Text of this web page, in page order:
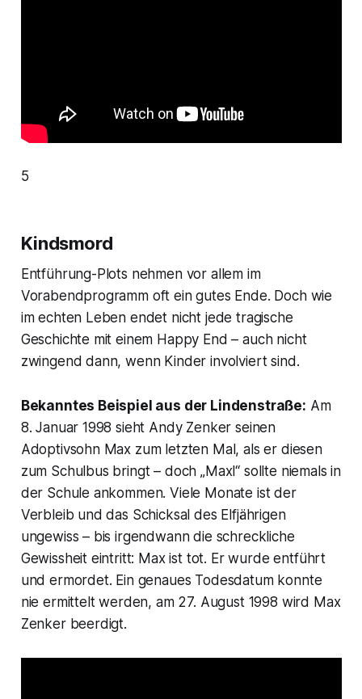
5
Kindsmord
Entführung-Plots nehmen vor allem im
Vorabendprogramm oft ein gutes Ende. Doch wie
im echten Leben endet nicht jede tragische
Geschichte mit einem Happy End – auch nicht
zwingend dann, wenn Kinder involviert sind.
Bekanntes Beispiel aus der Lindenstraße: Am
8. Januar 1998 sieht Andy Zenker seinen
Adoptivsohn Max zum letzten Mal, als er diesen
zum Schulbus bringt – doch „Maxl“ sollte niemals in
der Schule ankommen. Viele Monate ist der
Verbleib und das Schicksal des Elfjährigen
ungewiss – bis irgendwann die schreckliche
Gewissheit eintritt: Max ist tot. Er wurde entführt
und ermordet. Ein genaues Todesdatum konnte
nie ermittelt werden, am 27. August 1998 wird Max
Zenker beerdigt.